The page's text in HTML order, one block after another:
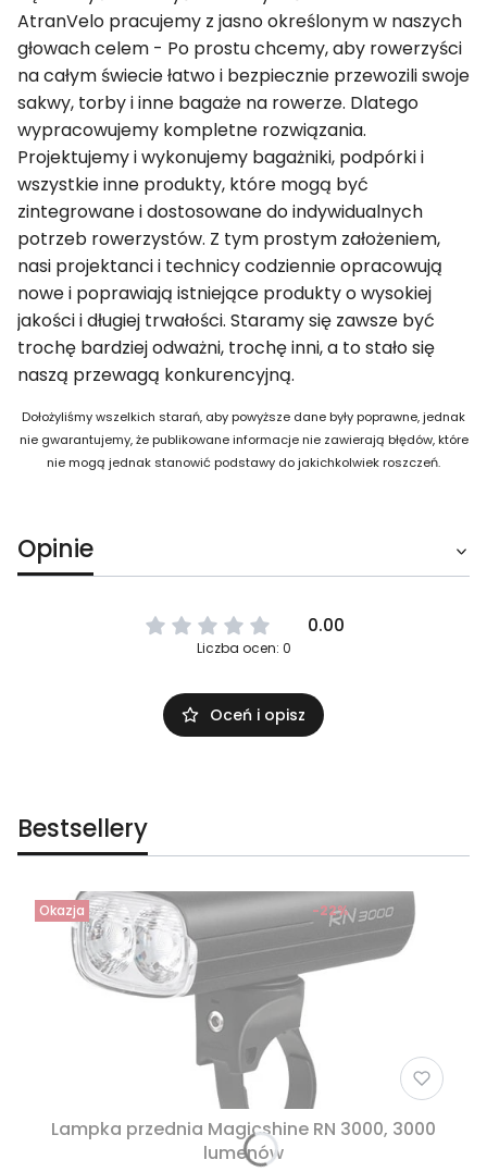
AtranVelo pracujemy z jasno określonym w naszych
głowach celem - Po prostu chcemy, aby rowerzyści
na całym świecie łatwo i bezpiecznie przewozili swoje
sakwy, torby i inne bagaże na rowerze. Dlatego
wypracowujemy kompletne rozwiązania.
Projektujemy i wykonujemy bagażniki, podpórki i
wszystkie inne produkty, które mogą być
zintegrowane i dostosowane do indywidualnych
potrzeb rowerzystów. Z tym prostym założeniem,
nasi projektanci i technicy codziennie opracowują
nowe i poprawiają istniejące produkty o wysokiej
jakości i długiej trwałości. Staramy się zawsze być
trochę bardziej odważni, trochę inni, a to stało się
naszą przewagą konkurencyjną.
Dołożyliśmy wszelkich starań, aby powyższe dane były poprawne, jednak
nie gwarantujemy, że publikowane informacje nie zawierają błędów, które
nie mogą jednak stanowić podstawy do jakichkolwiek roszczeń.
Opinie
0.00
Liczba ocen: 0
Oceń i opisz
Bestsellery
Okazja
Lampka przednia Magicshine RN 3000, 3000
lumenów
-22%